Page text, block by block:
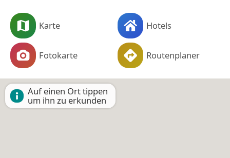
Karte Hotels
Fotokarte Routenplaner
Auf einen Ort tippen
um ihn zu erkunden